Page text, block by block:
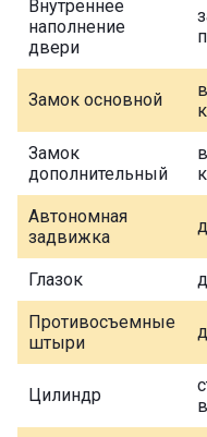
Внутреннее
наполнение
двери
Замок основной
Замок
дополнительный
Автономная
задвижка
Глазок
Противосъемные
штыри
Цилиндр